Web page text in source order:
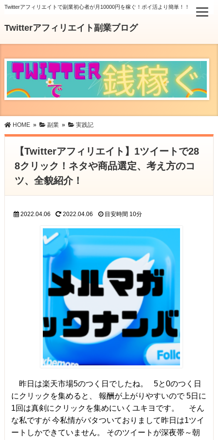
Twitterアフィリエイトで副業初心者が月10000円を稼ぐ！ポイ活より簡単！！
Twitterアフィリエイト副業ブログ
HOME» 副業» 実践記
【Twitterアフィリエイト】1ツイートで28
8クリック！ネタや商品選定、考え方のコ
ツ、全貌紹介！
2022.04.06 2022.04.06 目安時間 10分
昨日は楽天市場5のつく日でしたね。 5と0のつく日
にクリックを集めると、 報酬が上がりやすいので 5日に
1回は真剣にクリックを集めにいくユキヨです。 そん
な私ですが 今私情がバタついておりまして昨日は1ツイ
ートしかできていません。 そのツイートが深夜帯～朝